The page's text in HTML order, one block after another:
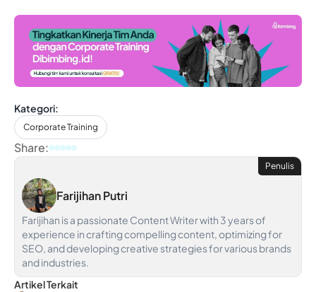
Kategori:
Corporate Training
Share:
Penulis
Farijihan Putri
Farijihan is a passionate Content Writer with 3 years of
experience in crafting compelling content, optimizing for
SEO, and developing creative strategies for various brands
and industries.
Artikel Terkait